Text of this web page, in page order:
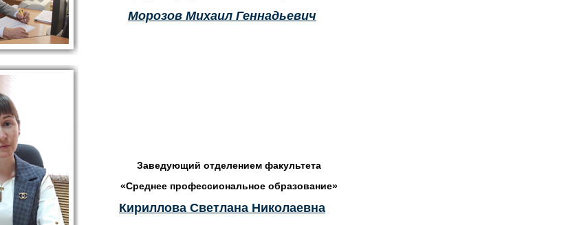
Морозов Михаил Геннадьевич
Заведующий отделением факультета
«Среднее профессиональное образование»
Кириллова Светлана Николаевна